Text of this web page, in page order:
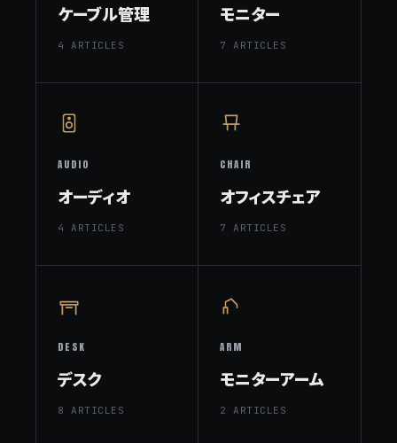
ケーブル管理
4 ARTICLES
モニター
7 ARTICLES
AUDIO
オーディオ
4 ARTICLES
CHAIR
オフィスチェア
7 ARTICLES
DESK
デスク
8 ARTICLES
ARM
モニターアーム
2 ARTICLES